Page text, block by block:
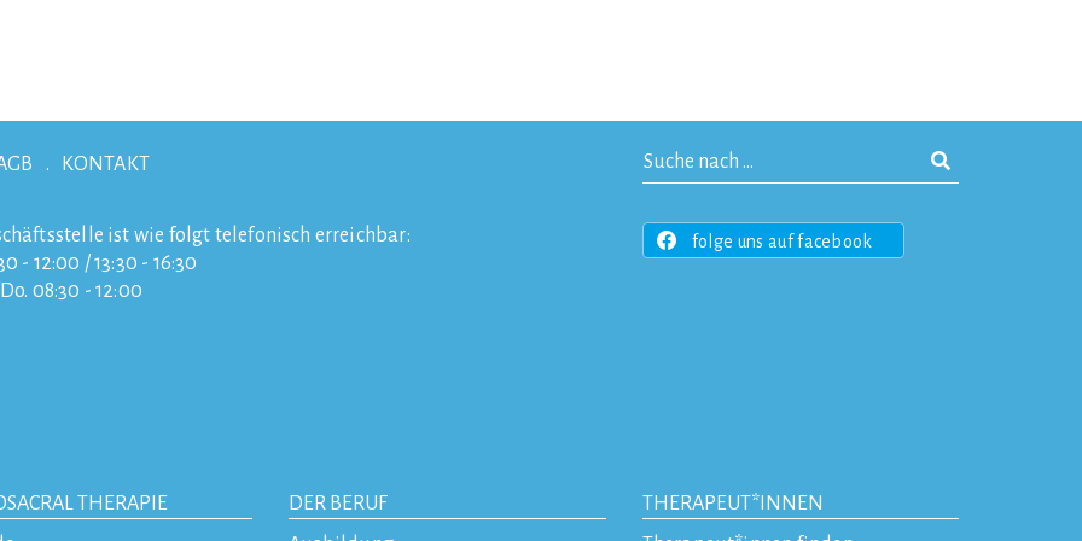
KONTAKT
ist wie folgt telefonisch erreichbar:
- 12:00 / 13:30 - 16:30
08:30 - 12:00
folge uns auf facebook
THERAPIE
DER BERUF
THERAPEUT*INNEN